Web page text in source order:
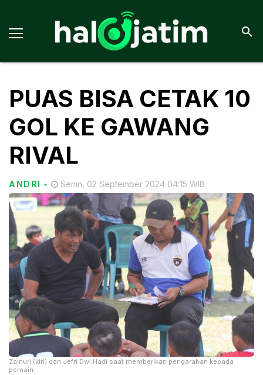
PUAS BISA CETAK 10
GOL KE GAWANG
RIVAL
ANDRI - Senin, 02 September 2024 04:15 WIB
Zainuri (kiri) dan Jefri Dwi Hadi saat memberikan pengarahan kepada
pemain.